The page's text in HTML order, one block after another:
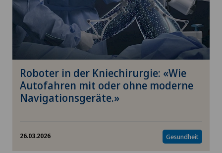
Knochendichtemessung (Osteodensitometrie)
Knorpelschaden
Koloproktologie
Kopfverletzungen
Roboter in der Kniechirurgie: «Wie
Autofahren mit oder ohne moderne
Navigationsgeräte.»
26.03.2026 Gesundheit